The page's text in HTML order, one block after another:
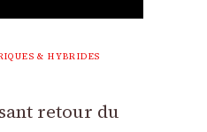
& HYBRIDES
retour du